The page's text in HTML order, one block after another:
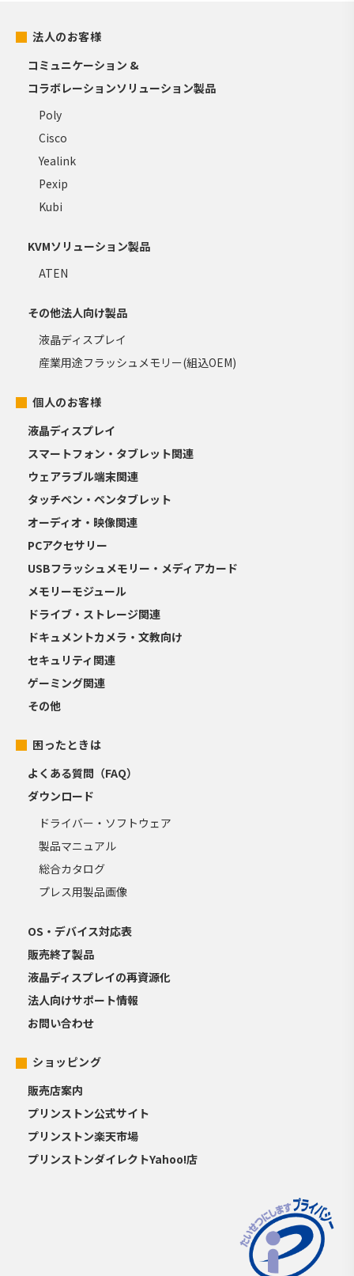
法人のお客様
コミュニケーション &
コラボレーションソリューション製品
Poly
Cisco
Yealink
Pexip
Kubi
KVMソリューション製品
ATEN
その他法人向け製品
液晶ディスプレイ
産業用途フラッシュメモリー(組込OEM)
個人のお客様
液晶ディスプレイ
スマートフォン・タブレット関連
ウェアラブル端末関連
タッチペン・ペンタブレット
オーディオ・映像関連
PCアクセサリー
USBフラッシュメモリー・メディアカード
メモリーモジュール
ドライブ・ストレージ関連
ドキュメントカメラ・文教向け
セキュリティ関連
ゲーミング関連
その他
困ったときは
よくある質問（FAQ）
ダウンロード
ドライバー・ソフトウェア
製品マニュアル
総合カタログ
プレス用製品画像
OS・デバイス対応表
販売終了製品
液晶ディスプレイの再資源化
法人向けサポート情報
お問い合わせ
ショッピング
販売店案内
プリンストン公式サイト
プリンストン楽天市場
プリンストンダイレクトYahoo!店